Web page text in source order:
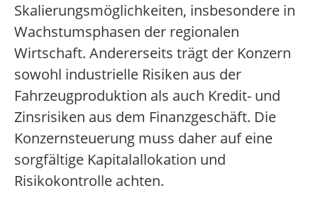
Skalierungsmöglichkeiten, insbesondere in
Wachstumsphasen der regionalen
Wirtschaft. Andererseits trägt der Konzern
sowohl industrielle Risiken aus der
Fahrzeugproduktion als auch Kredit- und
Zinsrisiken aus dem Finanzgeschäft. Die
Konzernsteuerung muss daher auf eine
sorgfältige Kapitalallokation und
Risikokontrolle achten.